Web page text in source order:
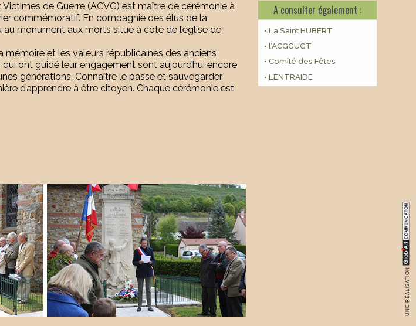
UNE RÉALISATION
A consulter également :
• La Saint HUBERT
• l’ACGGUGT
• Comité des Fêtes
• LENTRAIDE
de Guerre (ACVG) est maître de cérémonie à
commémoratif. En compagnie des élus de la
monument aux morts situé à côté de l’église de
mémoire et les valeurs républicaines des anciens
ont guidé leur engagement sont aujourd’hui encore
générations. Connaître le passé et sauvegarder
d’apprendre à être citoyen. Chaque cérémonie est